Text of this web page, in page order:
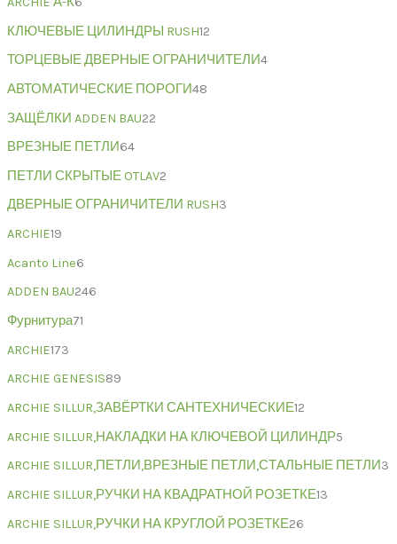
КЛЮЧЕВЫЕ ЦИЛИНДРЫ RUSH12
ТОРЦЕВЫЕ ДВЕРНЫЕ ОГРАНИЧИТЕЛИ4
АВТОМАТИЧЕСКИЕ ПОРОГИ48
ЗАЩЁЛКИ ADDEN BAU22
ВРЕЗНЫЕ ПЕТЛИ64
ПЕТЛИ СКРЫТЫЕ OTLAV2
ДВЕРНЫЕ ОГРАНИЧИТЕЛИ RUSH3
ARCHIE19
Acanto Line6
ADDEN BAU246
Фурнитура71
ARCHIE173
ARCHIE GENESIS89
ARCHIE SILLUR,ЗАВЁРТКИ САНТЕХНИЧЕСКИЕ12
ARCHIE SILLUR,НАКЛАДКИ НА КЛЮЧЕВОЙ ЦИЛИНДР5
ARCHIE SILLUR,ПЕТЛИ,ВРЕЗНЫЕ ПЕТЛИ,СТАЛЬНЫЕ ПЕТЛИ3
ARCHIE SILLUR,РУЧКИ НА КВАДРАТНОЙ РОЗЕТКЕ13
ARCHIE SILLUR,РУЧКИ НА КРУГЛОЙ РОЗЕТКЕ26